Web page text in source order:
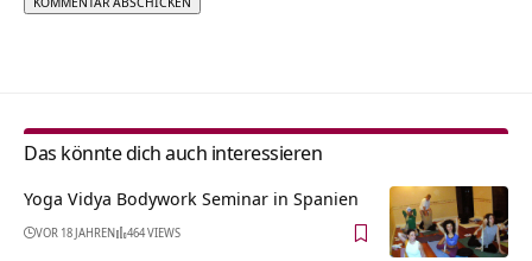
Das könnte dich auch interessieren
Yoga Vidya Bodywork Seminar in Spanien
VOR 18 JAHREN 464 VIEWS